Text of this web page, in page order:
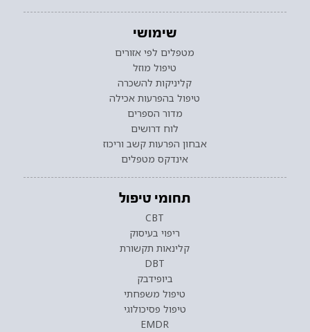
שימושי
מטפלים לפי אזורים
טיפול מוזל
קליניקות להשכרה
טיפול בהפרעות אכילה
מדור הספרים
לוח דרושים
אבחון הפרעות קשב וריכוז
אינדקס מטפלים
תחומי טיפול
CBT
ריפוי בעיסוק
קלינאות תקשורת
DBT
ביופידבק
טיפול משפחתי
טיפול פסיכולוגי
EMDR